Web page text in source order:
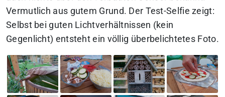
Vermutlich aus gutem Grund. Der Test-Selfie zeigt:
Selbst bei guten Lichtverhältnissen (kein
Gegenlicht) entsteht ein völlig überbelichtetes Foto.